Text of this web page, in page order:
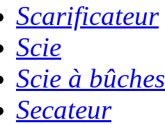
Scarificateur
Scie
Scie à bûches
Secateur